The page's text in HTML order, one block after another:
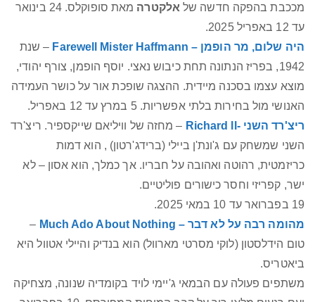
מככבת בהפקה חדשה של אלקטרה
מאת סופוקלס. 24 בינואר
עד 12 באפריל 2025.
היה שלום, מר הופמן – Farewell Mister Haffmann
– שנת
1942, בפריז הנתונה תחת כיבוש נאצי. יוסף הופמן, צורף יהודי,
מוצא עצמו בסכנה מיידית. ההצגה שופכת אור על כושר העמידה
האנושי מול בחירות בלתי אפשריות. 5 במרץ עד 12 באפריל.
ריצ'רד השני -Richard ll
– מחזה של וויליאם שייקספיר. ריצ'רד
השני שמשחק עם ג'ונת'ן ביילי (ברידג'רטון) , הוא דמות
כריזמטית, רהוטה ואהובה על חבריו. אך כמלך, הוא אסון – לא
ישר, קפריזי וחסר כישורים פוליטיים.
19 בפברואר עד 10 במאי 2025.
מהומה רבה על לא דבר – Much Ado About Nothing
–
טום הידלסטון (לוקי מסרטי מארוול) הוא בנדיק והיילי אטוול היא
ביאטריס.
משתפים פעולה עם הבמאי ג'יימי לויד בקומדיה שנונה, מצחיקה